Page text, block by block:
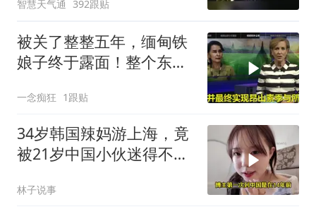
的关头
智慧天气通 392跟贴
被关了整整五年，缅甸铁
娘子终于露面！整个东南
一念痴狂 1跟贴
34岁韩国辣妈游上海，竟
被21岁中国小伙迷得不要
林子说事